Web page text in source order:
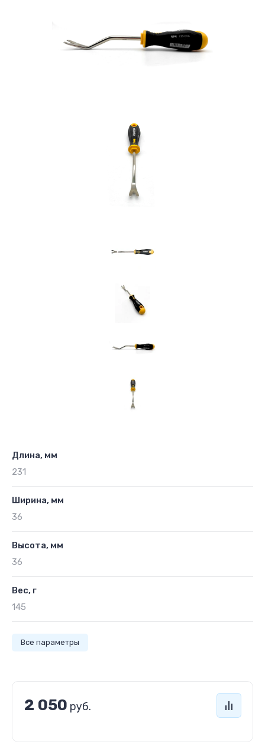
Длина, мм
231
Ширина, мм
36
Высота, мм
36
Вес, г
145
Все параметры
2 050 руб.